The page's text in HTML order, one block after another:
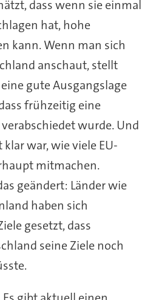
dass wenn sie einmal
hat, hohe
kann. Wenn man sich
anschaut, stellt
gute Ausgangslage
frühzeitig eine
wurde. Und
war, wie viele EU-
mitmachen.
geändert: Länder wie
haben sich
gesetzt, dass
seine Ziele noch